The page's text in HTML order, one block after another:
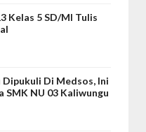
Kelas 5 SD/MI Tulis
Di Medsos, Ini
SMK NU 03 Kaliwungu